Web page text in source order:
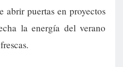
abrir puertas en proyectos
la energía del verano